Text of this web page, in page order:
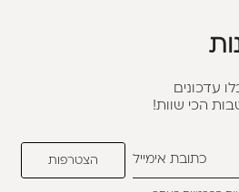
עדכונים
הכי שוות!